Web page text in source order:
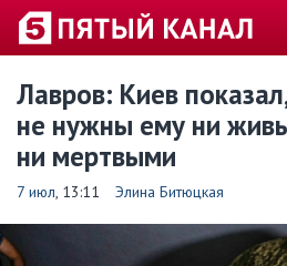
Лавров: Киев
не нужны ему ни
ни мертвыми
7 июл, 13:11 Элина Битюцкая